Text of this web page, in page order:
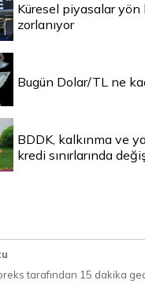
Küresel piyasalar
zorlanıyor
Bugün Dolar/TL ne
BDDK, kalkınma ve
kredi sınırlarında
tarafından 15 dakika